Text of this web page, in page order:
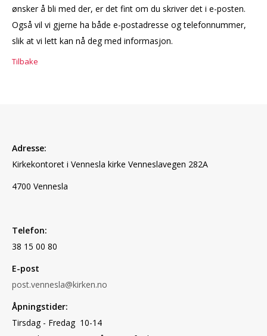
ønsker å bli med der, er det fint om du skriver det i e-posten.
Også vil vi gjerne ha både e-postadresse og telefonnummer,
slik at vi lett kan nå deg med informasjon.
Tilbake
Adresse:
Kirkekontoret i Vennesla kirke Venneslavegen 282A
4700 Vennesla
Telefon:
38 15 00 80
E-post
post.vennesla@kirken.no
Åpningstider:
Tirsdag - Fredag 10-14